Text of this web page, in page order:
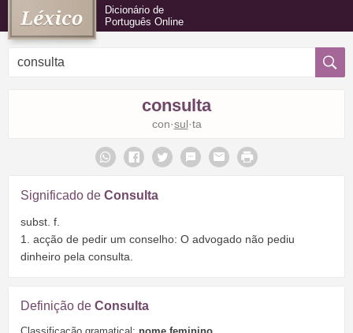
Dicionário de
Português Online
consulta
con·sul·ta
Significado de Consulta
subst. f.
1. acção de pedir um conselho: O advogado não pediu
dinheiro pela consulta.
Definição de Consulta